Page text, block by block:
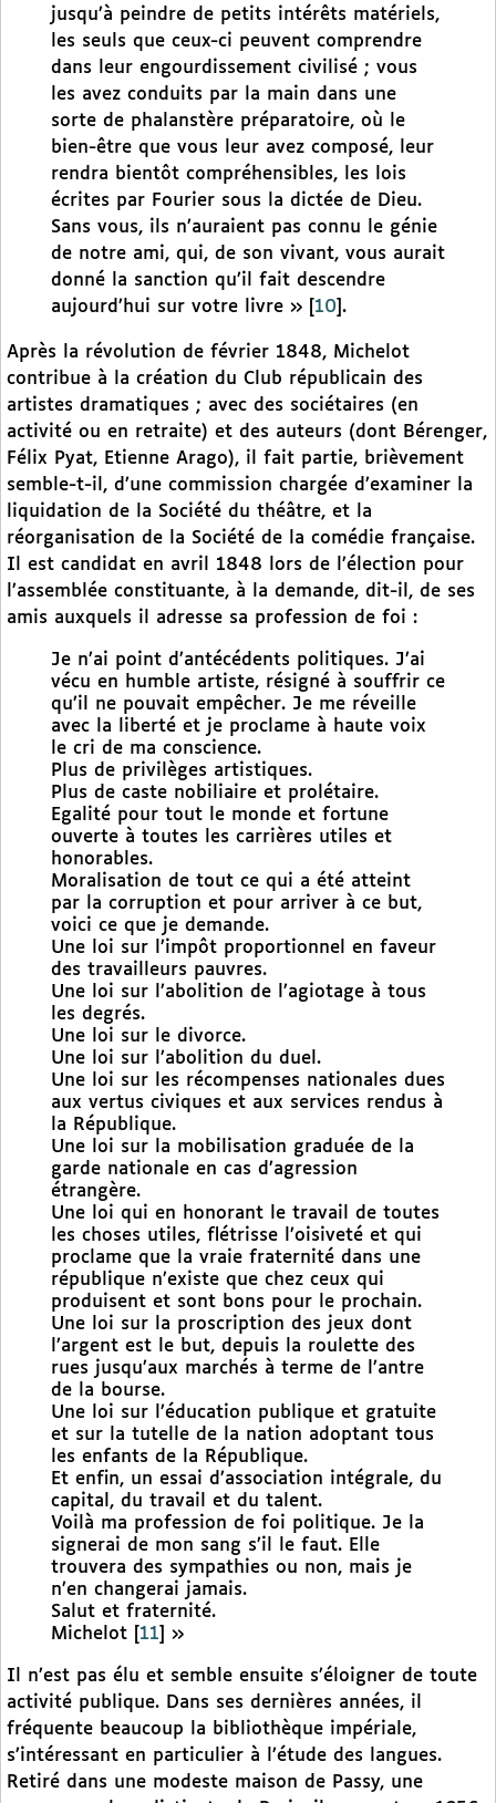
jusqu’à peindre de petits intérêts matériels,
les seuls que ceux-ci peuvent comprendre
dans leur engourdissement civilisé ; vous
les avez conduits par la main dans une
sorte de phalanstère préparatoire, où le
bien-être que vous leur avez composé, leur
rendra bientôt compréhensibles, les lois
écrites par Fourier sous la dictée de Dieu.
Sans vous, ils n’auraient pas connu le génie
de notre ami, qui, de son vivant, vous aurait
donné la sanction qu’il fait descendre
aujourd’hui sur votre livre »
10 .
Après la révolution de février 1848, Michelot
contribue à la création du Club républicain des
artistes dramatiques ; avec des sociétaires (en
activité ou en retraite) et des auteurs (dont Bérenger,
Félix Pyat, Etienne Arago), il fait partie, brièvement
semble-t-il, d’une commission chargée d’examiner la
liquidation de la Société du théâtre, et la
réorganisation de la Société de la comédie française.
Il est candidat en avril 1848 lors de l’élection pour
l’assemblée constituante, à la demande, dit-il, de ses
amis auxquels il adresse sa profession de foi :
Je n’ai point d’antécédents politiques. J’ai
vécu en humble artiste, résigné à souffrir ce
qu’il ne pouvait empêcher. Je me réveille
avec la liberté et je proclame à haute voix
le cri de ma conscience.
Plus de privilèges artistiques.
Plus de caste nobiliaire et prolétaire.
Egalité pour tout le monde et fortune
ouverte à toutes les carrières utiles et
honorables.
Moralisation de tout ce qui a été atteint
par la corruption et pour arriver à ce but,
voici ce que je demande.
Une loi sur l’impôt proportionnel en faveur
des travailleurs pauvres.
Une loi sur l’abolition de l’agiotage à tous
les degrés.
Une loi sur le divorce.
Une loi sur l’abolition du duel.
Une loi sur les récompenses nationales dues
aux vertus civiques et aux services rendus à
la République.
Une loi sur la mobilisation graduée de la
garde nationale en cas d’agression
étrangère.
Une loi qui en honorant le travail de toutes
les choses utiles, flétrisse l’oisiveté et qui
proclame que la vraie fraternité dans une
république n’existe que chez ceux qui
produisent et sont bons pour le prochain.
Une loi sur la proscription des jeux dont
l’argent est le but, depuis la roulette des
rues jusqu’aux marchés à terme de l’antre
de la bourse.
Une loi sur l’éducation publique et gratuite
et sur la tutelle de la nation adoptant tous
les enfants de la République.
Et enfin, un essai d’association intégrale, du
capital, du travail et du talent.
Voilà ma profession de foi politique. Je la
signerai de mon sang s’il le faut. Elle
trouvera des sympathies ou non, mais je
n’en changerai jamais.
Salut et fraternité.
Michelot
11 »
Il n’est pas élu et semble ensuite s’éloigner de toute
activité publique. Dans ses dernières années, il
fréquente beaucoup la bibliothèque impériale,
s’intéressant en particulier à l’étude des langues.
Retiré dans une modeste maison de Passy, une